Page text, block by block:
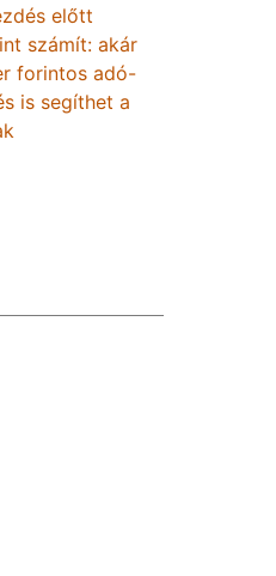
előtt
számít: akár
forintos adó-
is segíthet a